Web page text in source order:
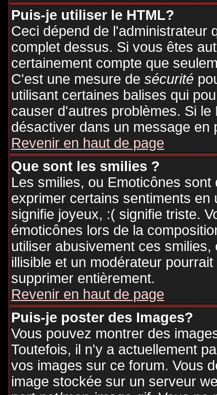
Puis-je utiliser le HTML?
Ceci dépend de l'administrateur
complet dessus. Si vous êtes
certainement compte que
C'est une mesure desécurité
utilisant certaines balises qui
causer d'autres problèmes. Si
désactiver dans un message en
Revenir en haut de page
Que sont les smilies ?
Les smilies, ou Emoticônes
exprimer certains sentiments
signifie joyeux, :( signifie triste.
émoticônes lors de la
utiliser abusivement ces
illisible et un modérateur
supprimer entièrement.
Revenir en haut de page
Puis-je poster des Images?
Vous pouvez montrer des
Toutefois, il n'y a actuellement
vos images sur ce forum. Vous
image stockée sur un serveur